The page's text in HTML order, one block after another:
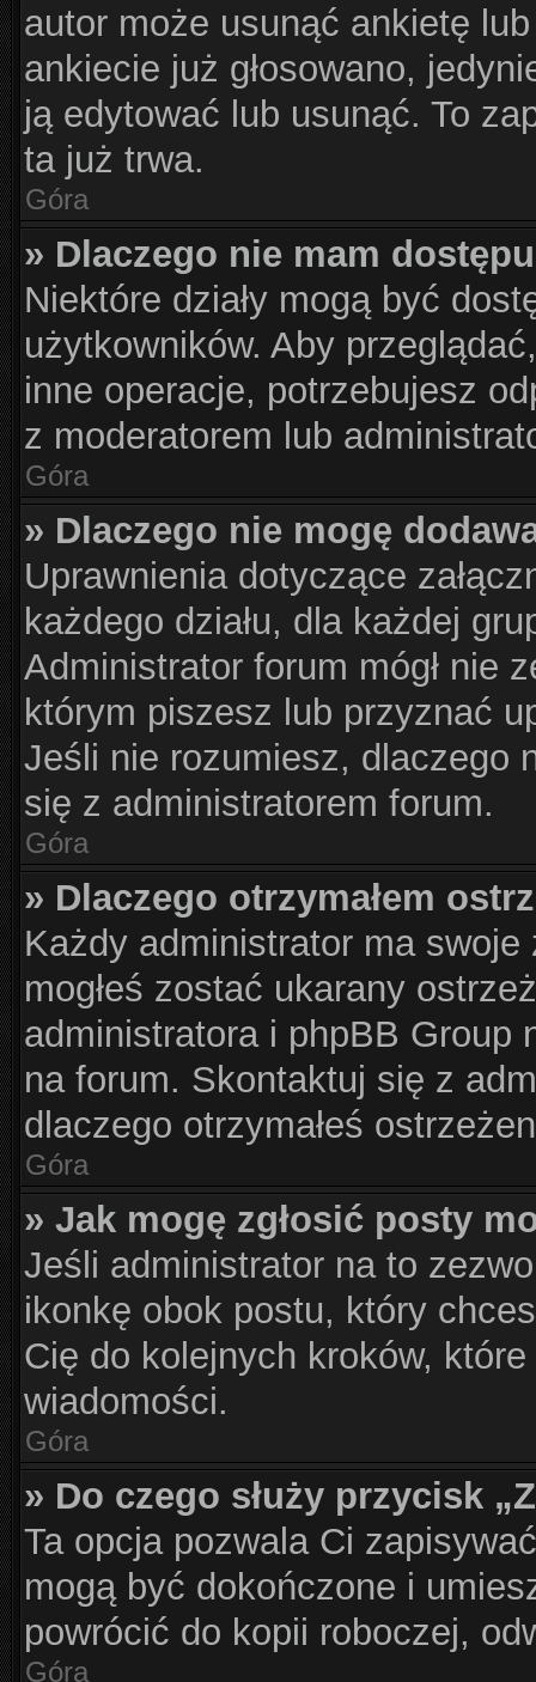
autor może usunąć ankietę
ankiecie już głosowano,
ją edytować lub usunąć. To
ta już trwa.
Góra
» Dlaczego nie mam
Niektóre działy mogą być
użytkowników. Aby
inne operacje, potrzebujesz
z moderatorem lub
Góra
» Dlaczego nie mogę
Uprawnienia dotyczące
każdego działu, dla każdej
Administrator forum mógł nie
którym piszesz lub przyznać
Jeśli nie rozumiesz, dlaczego
się z administratorem forum.
Góra
» Dlaczego otrzymałem
Każdy administrator ma swoje
mogłeś zostać ukarany
administratora i phpBB Group
na forum. Skontaktuj się z
dlaczego otrzymałeś
Góra
» Jak mogę zgłosić posty
Jeśli administrator na to
ikonkę obok postu, który
Cię do kolejnych kroków,
wiadomości.
Góra
» Do czego służy przycisk
Ta opcja pozwala Ci
mogą być dokończone i
powrócić do kopii roboczej,
Góra